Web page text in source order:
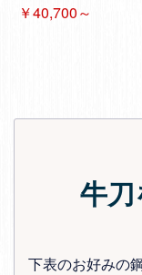
￥40,700～
牛刀
下表のお好みの